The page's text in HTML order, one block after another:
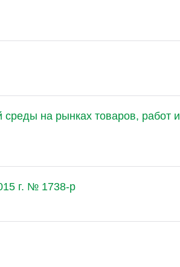
среды на рынках товаров, работ и
г. № 1738-р